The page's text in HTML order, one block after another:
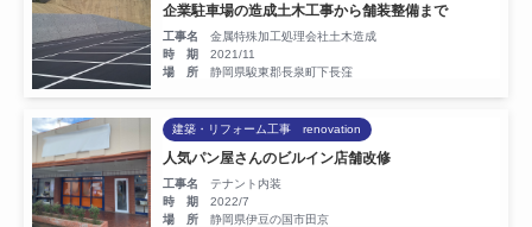
企業駐車場の造成土木工事から舗装整備まで
工事名
金属特殊加工処理会社土木造成
時 期
2021/11
場 所
静岡県駿東郡長泉町下長窪
建築・リフォーム工事 renovation
人気パン屋さんのビルイン店舗改修
工事名
テナント内装
時 期
2022/7
場 所
静岡県伊豆の国市田京